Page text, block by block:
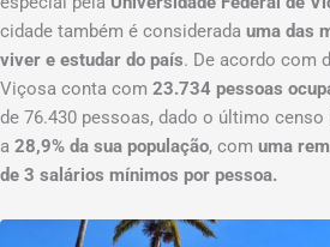
cidade também é considerada uma das
viver e estudar do país. De acordo com
Viçosa conta com 23.734 pessoas
de 76.430 pessoas, dado o último
a 28,9% da sua população, com uma
de 3 salários mínimos por pessoa.